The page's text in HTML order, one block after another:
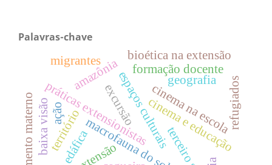
Palavras-chave
espaços culturais
práticas extensionistas
amazônia
macrofauna do solocinema e educação
cinema na escola
formação docente
território
bioética na extensão
aleitamento materno refugiados
migrantes
baixa visão ação
extensão
geografia
excursão